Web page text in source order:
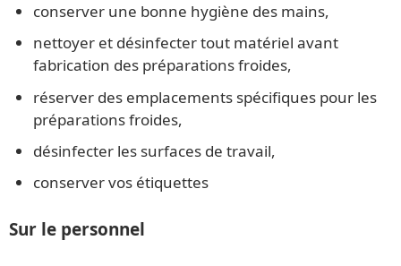
conserver une bonne hygiène des mains,
nettoyer et désinfecter tout matériel avant
fabrication des préparations froides,
réserver des emplacements spécifiques pour les
préparations froides,
désinfecter les surfaces de travail,
conserver vos étiquettes
Sur le personnel